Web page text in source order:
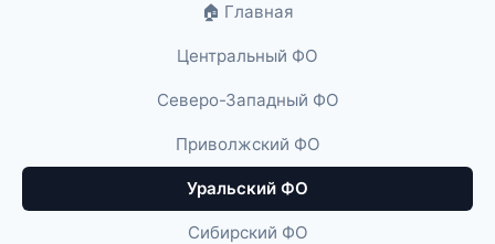
🏠 Главная
Центральный ФО
Северо-Западный ФО
Приволжский ФО
Уральский ФО
Сибирский ФО